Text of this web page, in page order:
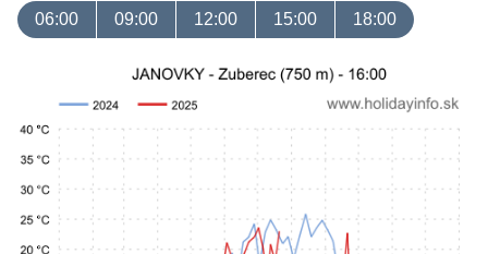
06:00 09:00 12:00 15:00 18:00